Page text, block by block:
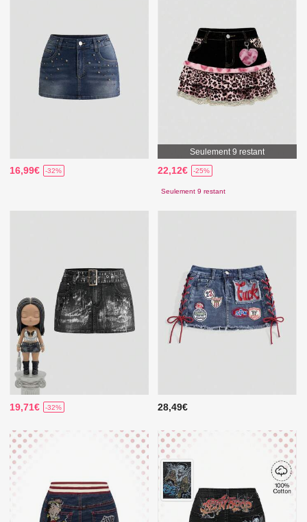
16,99€ -32%
Seulement 9 restant
22,12€ -25%
Seulement 9 restant
19,71€ -32% 28,49€